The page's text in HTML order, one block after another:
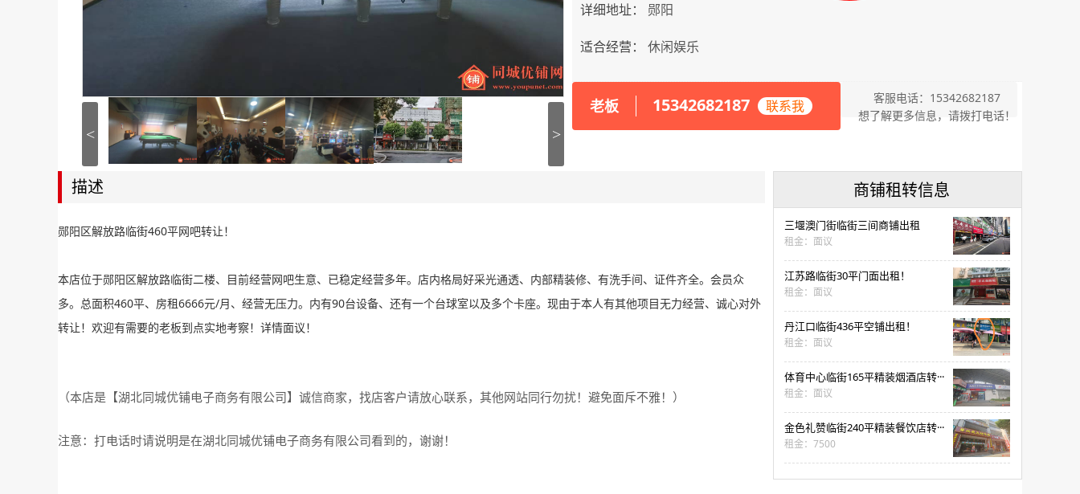
< >
详细地址： 郧阳
适合经营： 休闲娱乐
老板 15342682187 联系我
客服电话：15342682187
想了解更多信息，请拨打电话！
描述
郧阳区解放路临街460平网吧转让！
本店位于郧阳区解放路临街二楼、目前经营网吧生意、已稳定经营多年。店内格局好采光通透、内部精装修、有洗手间、证件齐全。会员众
多。总面积460平、房租6666元/月、经营无压力。内有90台设备、还有一个台球室以及多个卡座。现由于本人有其他项目无力经营、诚心对外
转让！欢迎有需要的老板到点实地考察！详情面议！
（本店是【湖北同城优铺电子商务有限公司】诚信商家，找店客户请放心联系，其他网站同行勿扰！避免面斥不雅！）
注意：打电话时请说明是在湖北同城优铺电子商务有限公司看到的，谢谢！
商铺租转信息
三堰澳门街临街三间商铺出租
租金：面议
江苏路临街30平门面出租！
租金：面议
丹江口临街436平空铺出租！
租金：面议
体育中心临街165平精装烟酒店转···
租金：面议
金色礼赞临街240平精装餐饮店转···
租金：7500